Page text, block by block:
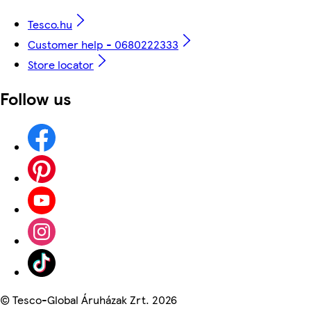
Tesco.hu
Customer help - 0680222333
Store locator
Follow us
©Tesco-Global Áruházak Zrt. 2026